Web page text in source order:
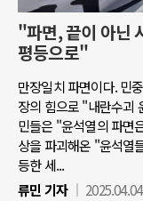
"파면, 끝이 아닌
평등으로"
만장일치 파면이다. 민
장의 힘으로 "내란수괴
민들은 "윤석열의 파면
상을 파괴해온 "윤석열
등한 세...
류민 기자